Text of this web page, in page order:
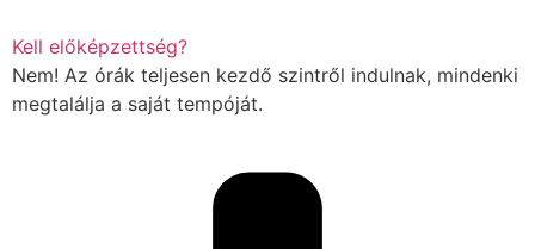
Kell előképzettség?
Nem! Az órák teljesen kezdő szintről indulnak, mindenki
megtalálja a saját tempóját.